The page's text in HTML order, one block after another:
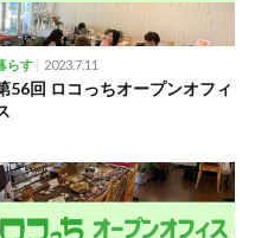
らす 2023.7.11
56回 ロコっちオープンオフィ